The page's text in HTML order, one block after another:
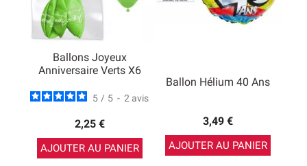
Ballons Joyeux
Anniversaire Verts X6
5 / 5 - 2 avis
2,25 €
AJOUTER AU PANIER
Ballon Hélium 40 Ans
3,49 €
AJOUTER AU PANIER